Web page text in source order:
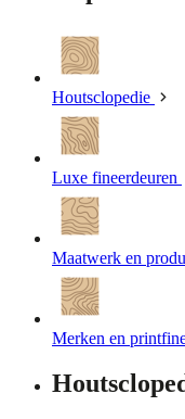
Houtsclopedie
Luxe fineerdeuren
Maatwerk en
Merken en